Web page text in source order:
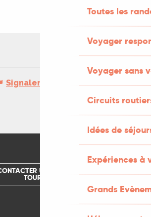
Toutes les
Voyager
Voyager sans
Circuits
Idées de
Expériences à
Grands
Signaler une erreur
UN OFFICE DE
TOURISME